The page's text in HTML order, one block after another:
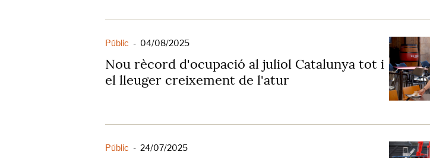
Públic - 04/08/2025
Nou rècord d'ocupació al juliol Catalunya tot i
el lleuger creixement de l'atur
Públic - 24/07/2025